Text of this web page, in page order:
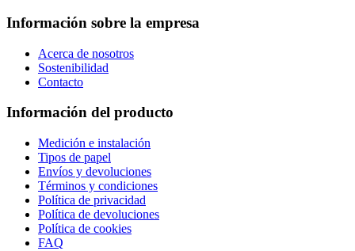
Información sobre la empresa
Acerca de nosotros
Sostenibilidad
Contacto
Información del producto
Medición e instalación
Tipos de papel
Envíos y devoluciones
Términos y condiciones
Política de privacidad
Política de devoluciones
Política de cookies
FAQ